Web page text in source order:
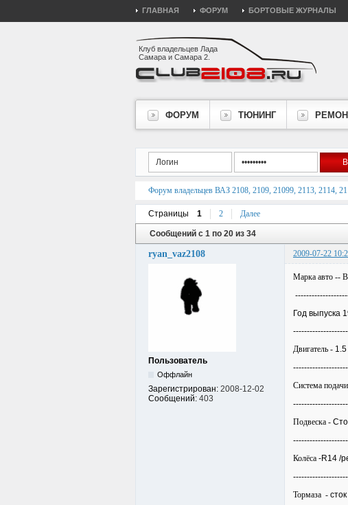
ГЛАВНАЯ ФОРУМ БОРТОВЫЕ ЖУРНАЛЫ
Клуб владельцев Лада
Самара и Самара 2.
ФОРУМ ТЮНИНГ
Форум владельцев ВАЗ 2108, 2109, 21099, 2113, 2114,
Страницы 1 2 Далее
Сообщений с 1 по 20 из 34
ryan_vaz2108 2009-07-22
Пользователь
Оффлайн
Зарегистрирован: 2008-12-02
Сообщений: 403
Марка авто --
Год выпуска
Двигатель -
Система
Подвеска -
Колёса -R14 /
Тормаза - сток